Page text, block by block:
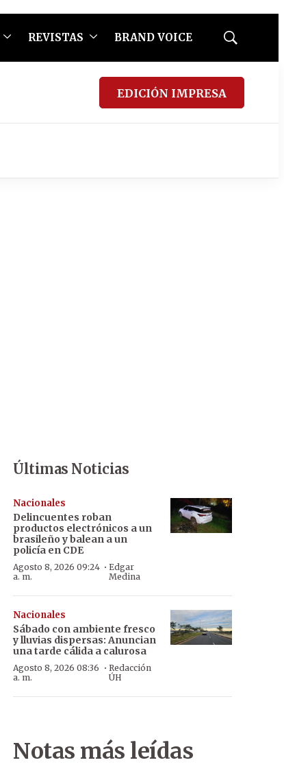
REVISTAS BRAND VOICE
Mostrar
EDICIÓN IMPRESA
Últimas Noticias
Nacionales
Delincuentes roban
productos electrónicos a un
brasileño y balean a un
policía en CDE
Agosto 8, 2026 09:24
a. m.
· Edgar
Medina
Nacionales
Sábado con ambiente fresco
y lluvias dispersas: Anuncian
una tarde cálida a calurosa
Agosto 8, 2026 08:36
a. m.
·Redacción
ÚH
Notas más leídas